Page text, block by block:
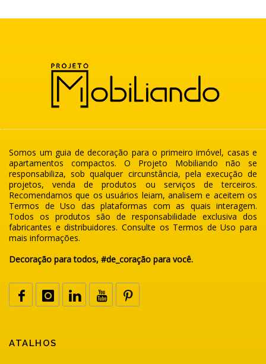
Somos um guia de decoração para o primeiro imóvel, casas e
apartamentos compactos. O Projeto Mobiliando não se
responsabiliza, sob qualquer circunstância, pela execução de
projetos, venda de produtos ou serviços de terceiros.
Recomendamos que os usuários leiam, analisem e aceitem os
Termos de Uso das plataformas com as quais interagem.
Todos os produtos são de responsabilidade exclusiva dos
fabricantes e distribuidores. Consulte os Termos de Uso para
mais informações.
Decoração para todos, #de_coração para você.
ATALHOS